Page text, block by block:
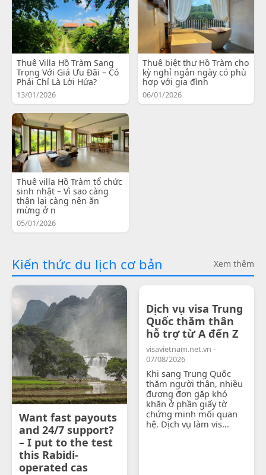
Thuê Villa Hồ Tràm Sang
Trọng Với Giá Ưu Đãi – Có
Phải Chỉ Là Lời Hứa?
13/01/2026
Thuê biệt thự Hồ Tràm cho
kỳ nghỉ ngắn ngày có phù
hợp với gia đình
06/01/2026
Thuê villa Hồ Tràm tổ chức
sinh nhật – Vì sao càng
thân lại càng nên ăn
mừng ở n
05/01/2026
Kiến thức du lịch cơ bản Xem thêm
Want fast payouts
and 24/7 support?
– I put to the test
this Rabidi-
operated cas
Dịch vụ visa Trung
Quốc thăm thân
hỗ trợ từ A đến Z
visavietnam.net.vn -
07/08/2026
Khi sang Trung Quốc
thăm người thân, nhiều
đương đơn gặp khó
khăn ở phần giấy tờ
chứng minh mối quan
hệ. Dịch vụ làm vis...